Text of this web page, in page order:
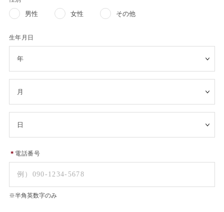
男性 女性 その他
生年月日
＊ 電話番号
※半角英数字のみ